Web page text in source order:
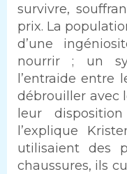
survivre,
prix. La
d’une
nourrir ; un
l’entraide entre
débrouiller avec
leur
l’explique
utilisaient des
chaussures, ils